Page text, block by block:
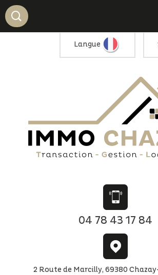
Langue
04 78 43 17 84
2 Route de Marcilly, 69380